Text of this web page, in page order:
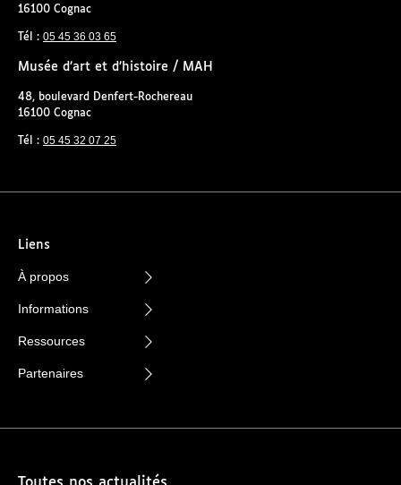
16100 Cognac
Tél : 05 45 36 03 65
Musée d’art et d’histoire / MAH
48, boulevard Denfert-Rochereau
16100 Cognac
Tél : 05 45 32 07 25
Liens
À propos
Informations
Ressources
Partenaires